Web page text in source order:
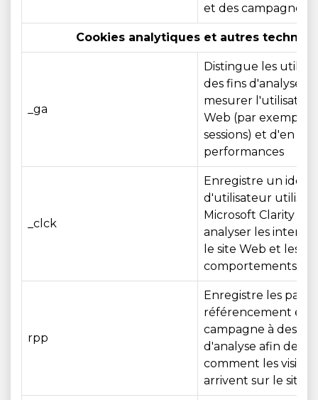
et des campagnes
Cookies analytiques et autres
_ga
Distingue les
des fins d'analyse
mesurer
Web (par exemple,
sessions) et d'en
performances
_clck
Enregistre un
d'utilisateur utilisé
Microsoft Clarity
analyser les
le site Web et les
comportements
rpp
Enregistre les
référencement et
campagne à des
d'analyse afin de
comment les
arrivent sur le site